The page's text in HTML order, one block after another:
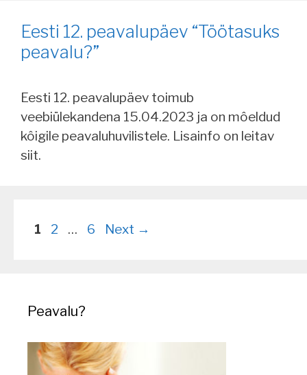
Eesti 12. peavalupäev “Töötasuks
peavalu?”
Eesti 12. peavalupäev toimub
veebiülekandena 15.04.2023 ja on môeldud
kôigile peavaluhuvilistele. Lisainfo on leitav
siit.
Page
1 Page
2 … Page
6 Next →
Peavalu?